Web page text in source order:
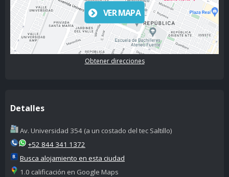
VER MAPA
Obtener direcciones
Detalles
Av. Universidad 354 (a un costado del tec Saltillo)
+52 844 341 1372
Busca alojamiento en esta ciudad
1.0 calificación en Google Maps